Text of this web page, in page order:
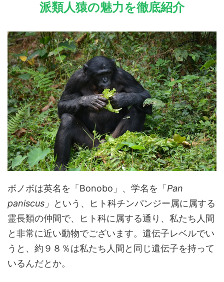
派類人猿の魅力を徹底紹介
ボノボは英名を「Bonobo」、学名を「 Pan
paniscus」 という、ヒト科チンパンジー属に属する
霊長類の仲間で、ヒト科に属する通り、私たち人間
と非常に近い動物でございます。遺伝子レベルでい
うと、約９８％は私たち人間と同じ遺伝子を持って
いるんだとか。